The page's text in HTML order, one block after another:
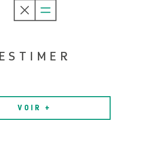
ESTIMER
VOIR +